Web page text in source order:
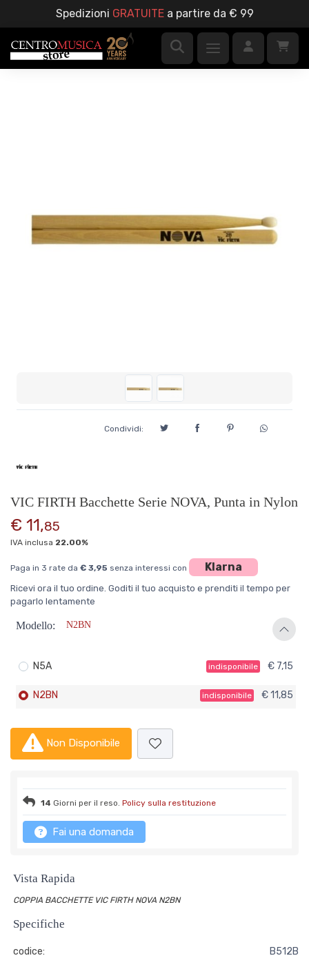
Spedizioni GRATUITEa partire da € 99
Condividi:
VIC FIRTH Bacchette Serie NOVA, Punta in Nylon
€ 11,85
IVA inclusa 22.00%
Paga in 3 rate da € 3,95 senza interessi con Klarna
Ricevi ora il tuo ordine. Goditi il tuo acquisto e prenditi il tempo per
pagarlo lentamente
Modello: N2BN
N5A indisponibile € 7,15
N2BN indisponibile € 11,85
Non Disponibile
14 Giorni per il reso. Policy sulla restituzione
Fai una domanda
Vista Rapida
COPPIA BACCHETTE VIC FIRTH NOVA N2BN
Specifiche
codice:
B512B